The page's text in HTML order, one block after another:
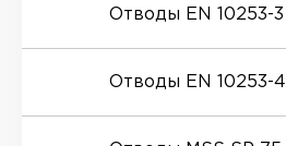
Отводы EN 10253-3
Отводы EN 10253-4